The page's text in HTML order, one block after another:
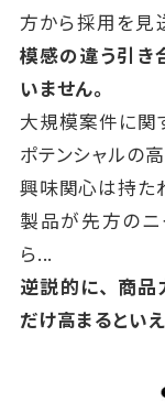
方から採用を見
模感の違う引き
いません。
大規模案件に関
ポテンシャルの
興味関心は持た
製品が先方の
ら...
逆説的に、 商品
だけ高まるとい